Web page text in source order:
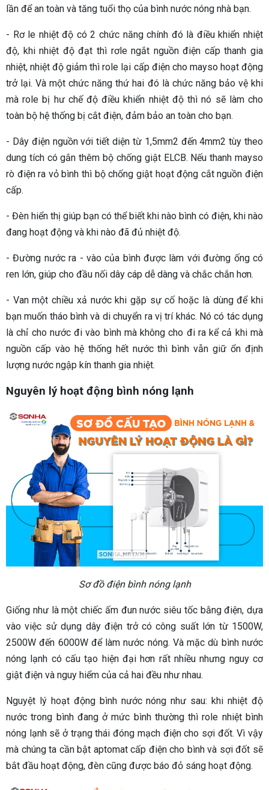
lần để an toàn và tăng tuổi thọ của bình nước nóng nhà bạn.
- Rơ le nhiệt độ có 2 chức năng chính đó là điều khiển nhiệt
độ, khi nhiệt độ đạt thì rơle ngắt nguồn điện cấp thanh gia
nhiệt, nhiệt độ giảm thì role lại cấp điện cho mayso hoạt động
trở lại. Và một chức năng thứ hai đó là chức năng bảo vệ khi
mà role bị hư chế độ điều khiển nhiệt độ thì nó sẽ làm cho
toàn bộ hệ thống bị cắt điện, đảm bảo an toàn cho bạn.
- Dây điện nguồn với tiết diện từ 1,5mm2 đến 4mm2 tùy theo
dung tích có gắn thêm bộ chống giật ELCB. Nếu thanh mayso
rò điện ra vỏ bình thì bộ chống giật hoạt động cắt nguồn điện
cấp.
- Đèn hiển thị giúp bạn có thể biết khi nào bình có điện, khi nào
đang hoạt động và khi nào đã đủ nhiệt độ.
- Đường nước ra - vào của bình được làm với đường ống có
ren lớn, giúp cho đầu nối dây cáp dễ dàng và chắc chắn hơn.
- Van một chiều xả nước khi gặp sự cố hoặc là dùng để khi
bạn muốn tháo bình và di chuyển ra vị trí khác. Nó có tác dụng
là chỉ cho nước đi vào bình mà không cho đi ra kể cả khi mà
nguồn cấp vào hệ thống hết nước thì bình vẫn giữ ổn định
lượng nước ngập kín thanh gia nhiệt.
Nguyên lý hoạt động bình nóng lạnh
Sơ đồ điện bình nóng lạnh
Giống như là một chiếc ấm đun nước siêu tốc bằng điện, dựa
vào việc sử dụng dây điện trở có công suất lớn từ 1500W,
2500W đến 6000W để làm nước nóng. Và mặc dù bình nước
nóng lạnh có cấu tạo hiện đại hơn rất nhiều nhưng nguy cơ
giật điện và nguy hiểm của cả hai đều như nhau.
Nguyệt lý hoạt động bình nước nóng như sau: khi nhiệt độ
nước trong bình đang ở mức bình thường thì role nhiệt bình
nóng lạnh sẽ ở trạng thái đóng mạch điện cho sợi đốt. Vì vậy
mà chúng ta cần bật aptomat cấp điện cho bình và sợi đốt sẽ
bắt đầu hoạt động, đèn cũng được báo đỏ sáng hoạt động.